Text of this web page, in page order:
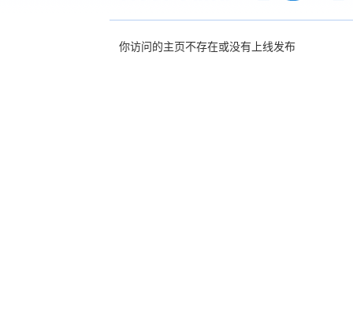
你访问的主页不存在或没有上线发布